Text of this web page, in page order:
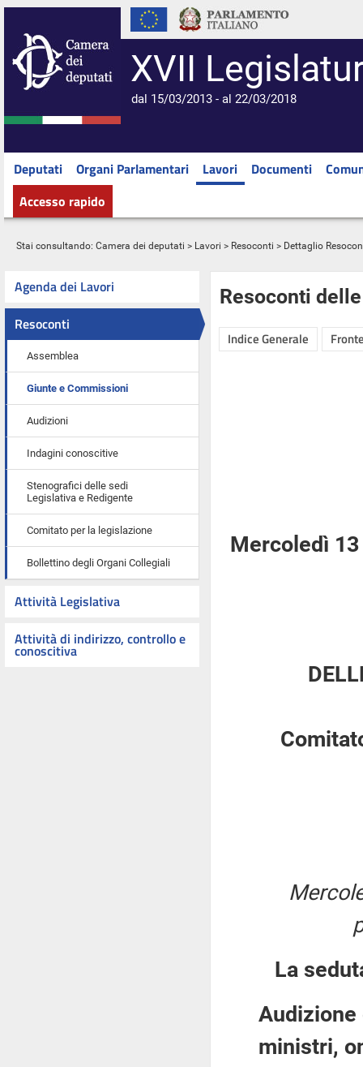
XVII
dal 15/03/2013 - al 22/03/2018
Deputati Organi Parlamentari Lavori Documenti
Accesso rapido
Stai consultando: Camera dei deputati > Lavori > Resoconti > Dettaglio
Agenda dei Lavori
Resoconti
Assemblea
Giunte e Commissioni
Audizioni
Indagini conoscitive
Stenografici delle sedi
Legislativa e Redigente
Comitato per la legislazione
Bollettino degli Organi Collegiali
Attività Legislativa
Attività di indirizzo, controllo e
conoscitiva
Resoconti
Indice Generale
Mercoledì
La
Audizione
ministri,